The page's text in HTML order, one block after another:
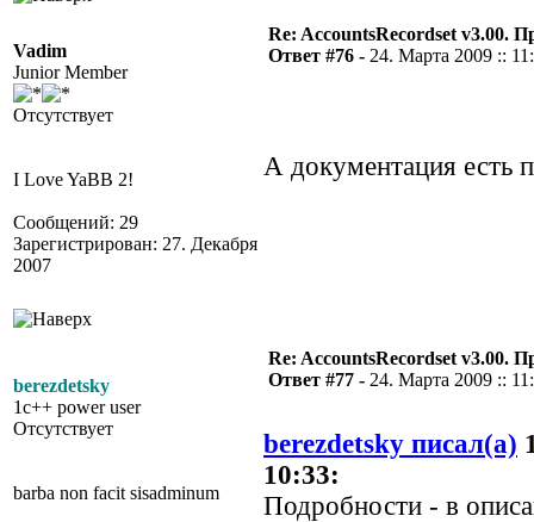
Vadim
Junior Member
Отсутствует
I Love YaBB 2!
Сообщений: 29
Зарегистрирован: 27. Декабря
2007
Re: AccountsRecordset v3.00.
Ответ #76 - 24. Марта 2009 ::
А документация есть
berezdetsky
1c++ power user
Отсутствует
barba non facit sisadminum
Re: AccountsRecordset v3.00.
Ответ #77 - 24. Марта 2009 ::
berezdetsky писал(а)
10:33:
Подробности - в